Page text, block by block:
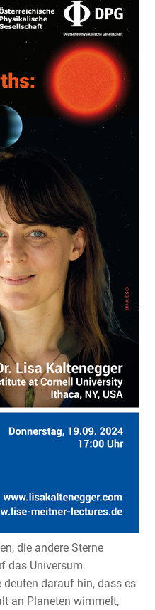
die andere Sterne
das Universum
deuten darauf hin, dass es
an Planeten wimmelt,